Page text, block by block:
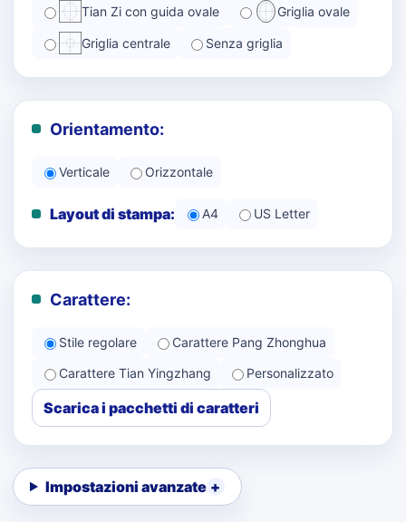
Tian Zi con guida ovale Griglia ovale
Griglia centrale Senza griglia
Orientamento:
Verticale Orizzontale
Layout di stampa: A4 US Letter
Carattere:
Stile regolare
Carattere Pang Zhonghua
Carattere Tian Yingzhang
Personalizzato
Scarica i pacchetti di caratteri
Impostazioni avanzate